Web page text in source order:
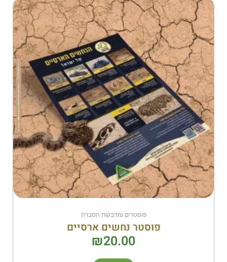
פוסטרים ומדבקות הסברה
פוסטר נחשים ארסיים
₪20.00